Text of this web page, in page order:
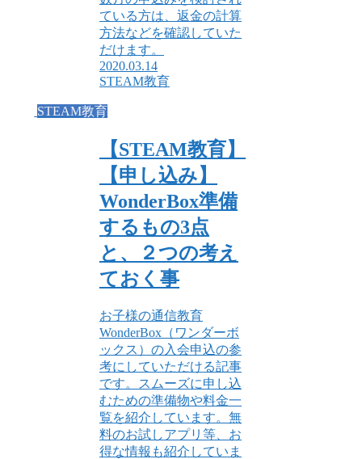
ている方は、返金の計算
方法などを確認していた
だけます。
2020.03.14
STEAM教育
STEAM教育
【STEAM教育】
【申し込み】
WonderBox準備
するもの3点
と、２つの考え
ておく事
お子様の通信教育
WonderBox（ワンダーボ
ックス）の入会申込の参
考にしていただける記事
です。スムーズに申し込
むための準備物や料金一
覧を紹介しています。無
料のお試しアプリ等、お
得な情報も紹介していま